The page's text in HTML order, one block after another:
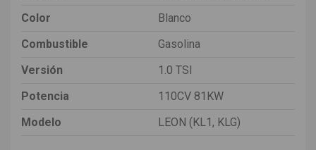
Color
Blanco
Combustible
Gasolina
Versión
1.0 TSI
Potencia
110CV 81KW
Modelo
LEON (KL1, KLG)